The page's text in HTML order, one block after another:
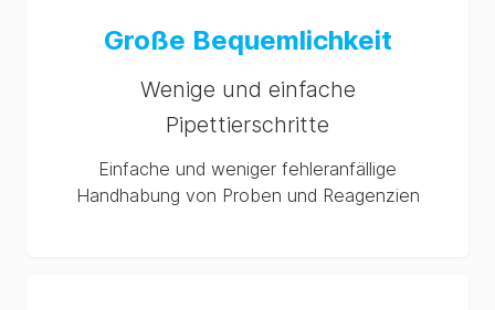
Große Bequemlichkeit
Wenige und einfache
Pipettierschritte
Einfache und weniger fehleranfällige
Handhabung von Proben und Reagenzien